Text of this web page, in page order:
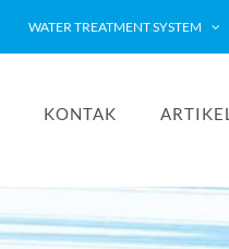
WATER TREATMENT SYSTEM
KONTAK ARTIKEL